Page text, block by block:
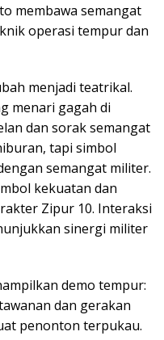
membawa semangat
operasi tempur dan
menjadi teatrikal.
menari gagah di
dan sorak semangat
tapi simbol
semangat militer.
kekuatan dan
Zipur 10. Interaksi
sinergi militer
demo tempur:
dan gerakan
penonton terpukau.